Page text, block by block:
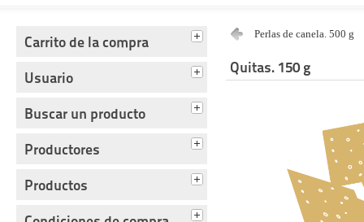
Carrito de la compra
Usuario
Buscar un producto
Productores
Productos
Perlas de canela. 500 g
Quitas. 150 g